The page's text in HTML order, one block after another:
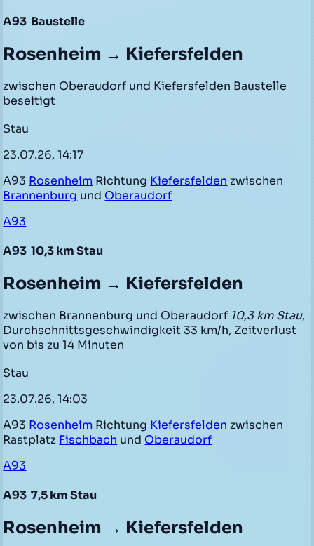
A93 Baustelle
Rosenheim → Kiefersfelden
zwischen Oberaudorf und Kiefersfelden Baustelle
beseitigt
Stau
23.07.26, 14:17
A93 Rosenheim Richtung Kiefersfelden zwischen
Brannenburg und Oberaudorf
A93
A93 10,3 km Stau
Rosenheim → Kiefersfelden
zwischen Brannenburg und Oberaudorf 10,3 km Stau,
Durchschnittsgeschwindigkeit 33 km/h, Zeitverlust
von bis zu 14 Minuten
Stau
23.07.26, 14:03
A93 Rosenheim Richtung Kiefersfelden zwischen
Rastplatz Fischbach und Oberaudorf
A93
A93 7,5 km Stau
Rosenheim → Kiefersfelden